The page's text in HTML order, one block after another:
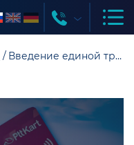
Введение единой транспортной карты Türkiye